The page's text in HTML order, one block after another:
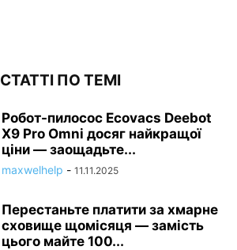
СТАТТІ ПО ТЕМІ
Робот-пилосос Ecovacs Deebot
X9 Pro Omni досяг найкращої
ціни — заощадьте...
maxwelhelp - 11.11.2025
Перестаньте платити за хмарне
сховище щомісяця — замість
цього майте 100...